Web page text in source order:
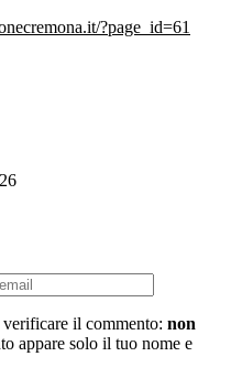
?page_id=61
il commento: non
appare solo il tuo nome e